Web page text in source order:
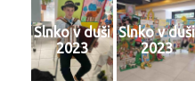
Slnko v duši
2023
Slnko v duši
2023